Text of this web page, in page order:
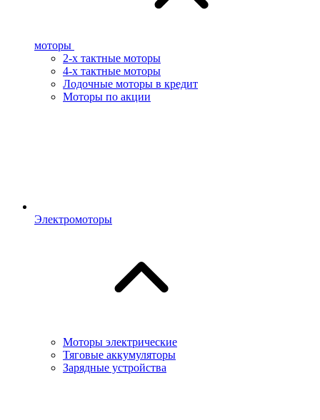
моторы
2-х тактные моторы
4-х тактные моторы
Лодочные моторы в кредит
Моторы по акции
Электромоторы
Моторы электрические
Тяговые аккумуляторы
Зарядные устройства